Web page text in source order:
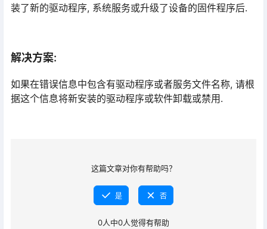
装了新的驱动程序, 系统服务或升级了设备的固件程序后.
解决方案:
如果在错误信息中包含有驱动程序或者服务文件名称, 请根
据这个信息将新安装的驱动程序或软件卸载或禁用.
这篇文章对你有帮助吗？
是 否
0人中0人觉得有帮助